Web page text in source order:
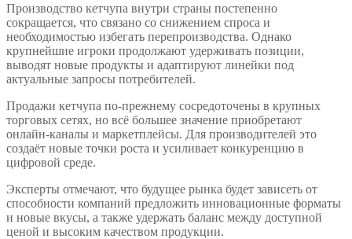
Производство кетчупа внутри страны постепенно
сокращается, что связано со снижением спроса и
необходимостью избегать перепроизводства. Однако
крупнейшие игроки продолжают удерживать позиции,
выводят новые продукты и адаптируют линейки под
актуальные запросы потребителей.
Продажи кетчупа по-прежнему сосредоточены в крупных
торговых сетях, но всё большее значение приобретают
онлайн-каналы и маркетплейсы. Для производителей это
создаёт новые точки роста и усиливает конкуренцию в
цифровой среде.
Эксперты отмечают, что будущее рынка будет зависеть от
способности компаний предложить инновационные форматы
и новые вкусы, а также удержать баланс между доступной
ценой и высоким качеством продукции.